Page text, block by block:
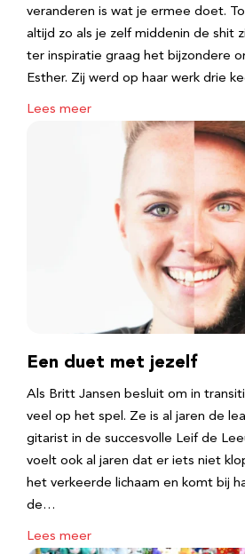
veranderen is wat je ermee doet.
altijd zo als je zelf middenin de shit
ter inspiratie graag het bijzondere
Esther. Zij werd op haar werk drie
Lees meer
Een duet met jezelf
Als Britt Jansen besluit om in
veel op het spel. Ze is al jaren de
gitarist in de succesvolle Leif de
voelt ook al jaren dat er iets niet
het verkeerde lichaam en komt bij
de…
Lees meer